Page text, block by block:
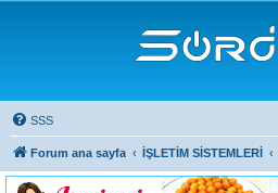
SSS
Forum ana sayfa İŞLETİM SİSTEMLERİ